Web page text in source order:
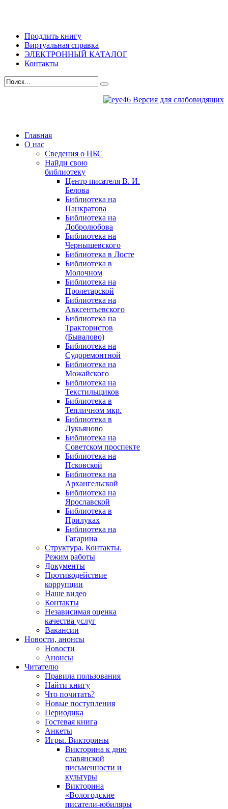
Продлить книгу
Виртуальная справка
ЭЛЕКТРОННЫЙ КАТАЛОГ
Контакты
Версия для слабовидящих
Главная
О нас
Сведения о ЦБС
Найди свою
библиотеку
Центр писателя В. И.
Белова
Библиотека на
Панкратова
Библиотека на
Добролюбова
Библиотека на
Чернышевского
Библиотека в Лосте
Библиотека в
Молочном
Библиотека на
Пролетарской
Библиотека на
Авксентьевского
Библиотека на
Трактористов
(Бывалово)
Библиотека на
Судоремонтной
Библиотека на
Можайского
Библиотека на
Текстильщиков
Библиотека в
Тепличном мкр.
Библиотека в
Лукьяново
Библиотека на
Советском проспекте
Библиотека на
Псковской
Библиотека на
Архангельской
Библиотека на
Ярославской
Библиотека в
Прилуках
Библиотека на
Гагарина
Структура. Контакты.
Режим работы
Документы
Противодействие
коррупции
Наше видео
Контакты
Независимая оценка
качества услуг
Вакансии
Новости, анонсы
Новости
Анонсы
Читателю
Правила пользования
Найти книгу
Что почитать?
Новые поступления
Периодика
Гостевая книга
Анкеты
Игры. Викторины
Викторина к дню
славянской
письменности и
культуры
Викторина
«Вологодские
писатели-юбиляры